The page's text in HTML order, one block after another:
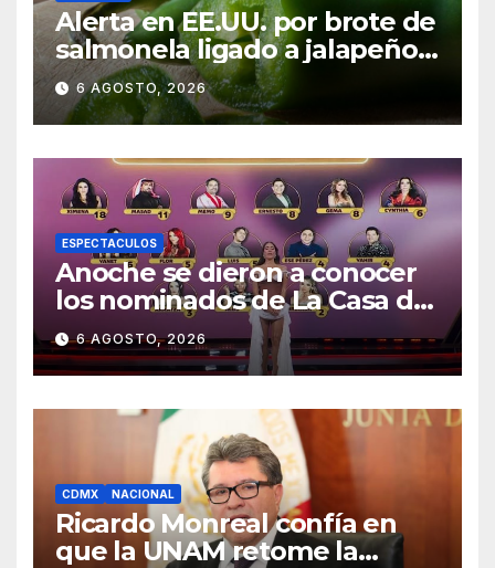
Alerta en EE.UU. por brote de
salmonela ligado a jalapeños
mexicanos; reportan 345
casos
6 AGOSTO, 2026
ESPECTACULOS
Anoche se dieron a conocer
los nominados de La Casa de
los Famosos México 2026 en
la segunda semana
6 AGOSTO, 2026
CDMX NACIONAL
Ricardo Monreal confía en
que la UNAM retome la